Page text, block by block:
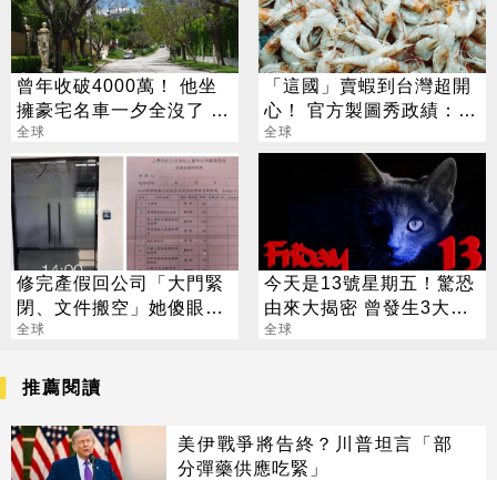
曾年收破4000萬！ 他坐
擁豪宅名車一夕全沒了 卻
喊「比過去更快樂」
全球
「這國」賣蝦到台灣超開
心！ 官方製圖秀政績：喜
賺6千萬
全球
修完產假回公司「大門緊
閉、文件搬空」她傻眼：
連人都不見
全球
今天是13號星期五！驚恐
由來大揭密 曾發生3大重
災
全球
推薦閱讀
美伊戰爭將告終？川普坦言「部
分彈藥供應吃緊」